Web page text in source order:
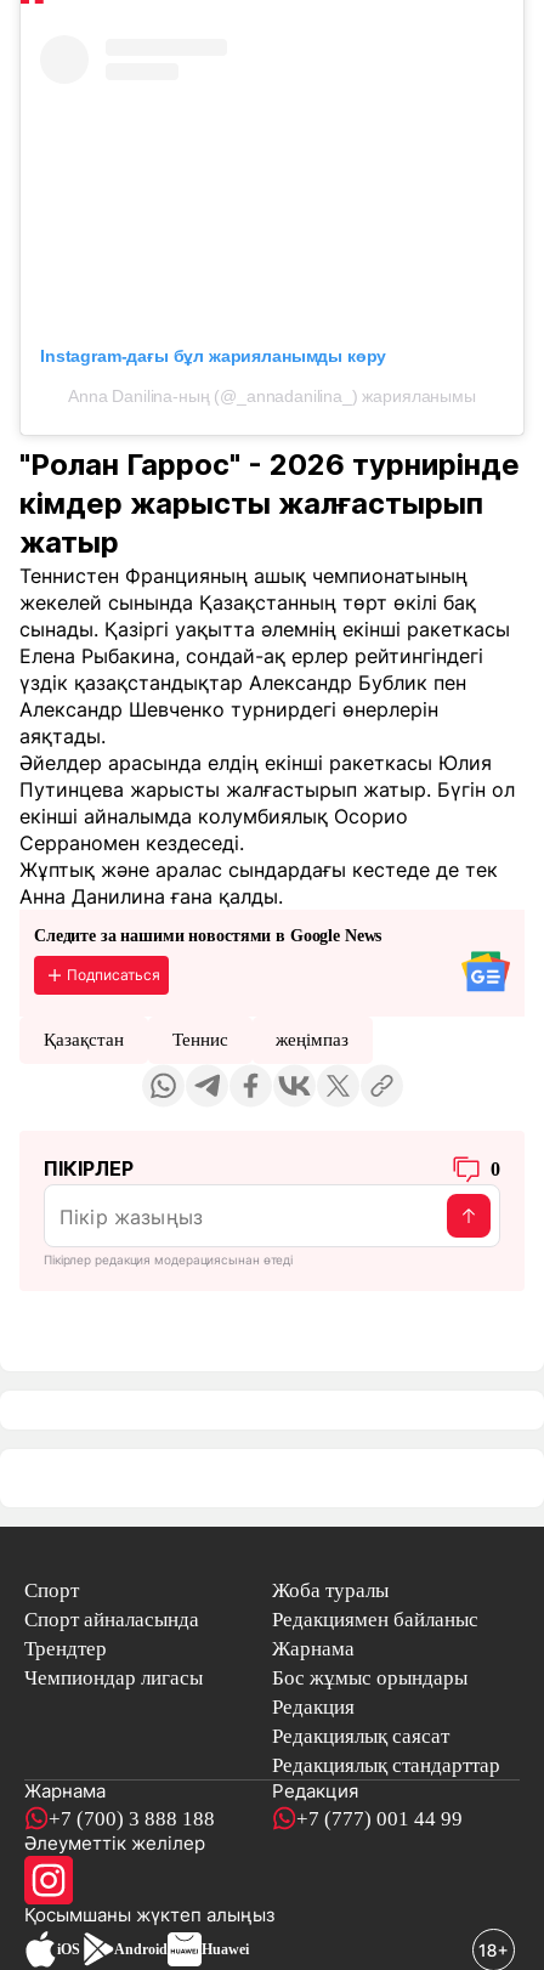
Instagram-дағы бұл жарияланымды көру
Anna Danilina-ның (@_annadanilina_) жарияланымы
"Ролан Гаррос" - 2026 турнирінде
кімдер жарысты жалғастырып
жатыр
Теннистен Францияның ашық чемпионатының
жекелей сынында Қазақстанның төрт өкілі бақ
сынады. Қазіргі уақытта әлемнің екінші ракеткасы
Елена Рыбакина, сондай-ақ ерлер рейтингіндегі
үздік қазақстандықтар Александр Бублик пен
Александр Шевченко турнирдегі өнерлерін
аяқтады.
Әйелдер арасында елдің екінші ракеткасы Юлия
Путинцева жарысты жалғастырып жатыр. Бүгін ол
екінші айналымда колумбиялық Осорио
Серраномен кездеседі.
Жұптық және аралас сындардағы кестеде де тек
Анна Данилина ғана қалды.
Следите за нашими новостями в Google News
Подписаться
Қазақстан Теннис жеңімпаз
ПІКІРЛЕР 0
Пікірлер редакция модерациясынан өтеді
Спорт
Спорт айналасында
Трендтер
Чемпиондар лигасы
Жоба туралы
Редакциямен байланыс
Жарнама
Бос жұмыс орындары
Редакция
Редакциялық саясат
Редакциялық стандарттар
Жарнама
+7 (700) 3 888 188
Редакция
+7 (777) 001 44 99
Әлеуметтік желілер
Қосымшаны жүктеп алыңыз
iOS Android Huawei